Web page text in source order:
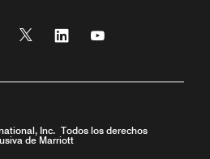
ventana nueva
Instagram
una ventana nueva
Twitter
Abre una ventana nueva
Linkedin
Abre una ventana nueva
Abre una ventana
Inc. Todos los derechos
de Marriott